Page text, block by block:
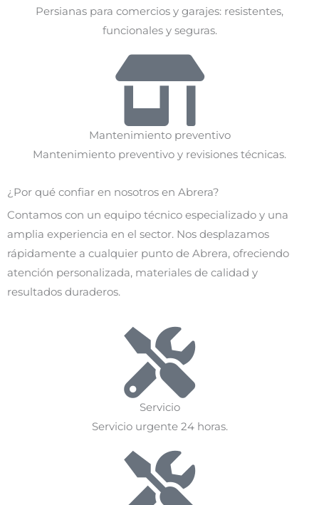
Persianas para comercios y garajes: resistentes,
funcionales y seguras.
Mantenimiento preventivo
Mantenimiento preventivo y revisiones técnicas.
¿Por qué confiar en nosotros en Abrera?
Contamos con un equipo técnico especializado y una
amplia experiencia en el sector. Nos desplazamos
rápidamente a cualquier punto de Abrera, ofreciendo
atención personalizada, materiales de calidad y
resultados duraderos.
Servicio
Servicio urgente 24 horas.